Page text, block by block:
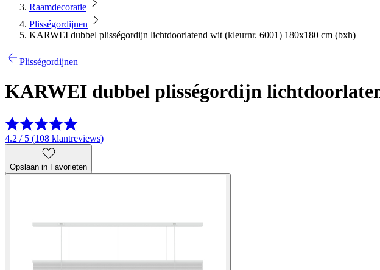
Raamdecoratie
Plisségordijnen
KARWEI dubbel plisségordijn lichtdoorlatend wit (kleurnr. 6001) 180x180 cm (bxh)
Plisségordijnen
KARWEI dubbel plisségordijn
4.2 / 5 (108 klantreviews)
Opslaan in Favorieten